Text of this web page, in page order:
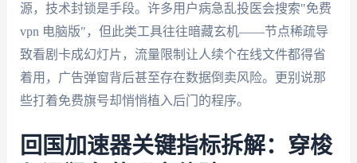
源，技术封锁是手段。许多用户病急乱投医会搜索"免费
vpn 电脑版"，但此类工具往往暗藏玄机——节点稀疏导
致看剧卡成幻灯片，流量限制让人续个在线文件都得省
着用，广告弹窗背后甚至存在数据倒卖风险。更别说那
些打着免费旗号却悄悄植入后门的程序。
回国加速器关键指标拆解：穿梭